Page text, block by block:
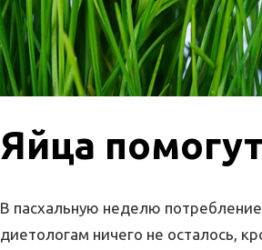
Яйца
В пасхальную неделю
диетологам ничего не осталось,